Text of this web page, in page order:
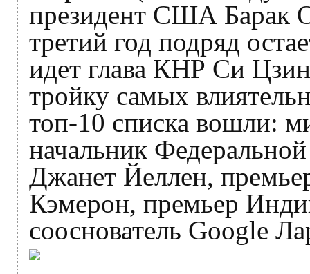
президент США Барак
третий год подряд
идет глава КНР Си
тройку самых
топ-10 списка вошли:
начальник
Джанет Йеллен,
Кэмерон, премьер
сооснователь Google